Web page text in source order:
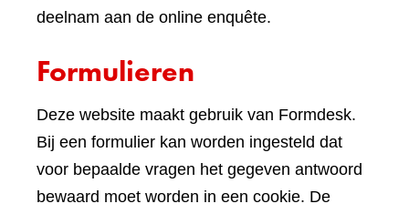
deelnam aan de online enquête.
Formulieren
Deze website maakt gebruik van Formdesk.
Bij een formulier kan worden ingesteld dat
voor bepaalde vragen het gegeven antwoord
bewaard moet worden in een cookie. De